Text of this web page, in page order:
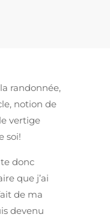
randonnée,
notion de
vertige
soi!
donc
que j’ai
de ma
devenu